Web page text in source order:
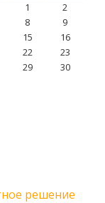
1
2
8
9
15
16
22
23
29
30
решение